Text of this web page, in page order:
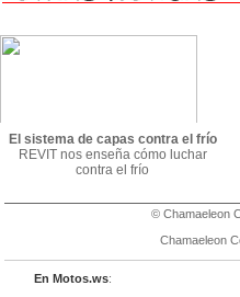
El sistema de capas contra el frío
REVIT nos enseña cómo luchar
contra el frío
©Chamaeleon
Chamaeleon
En Motos.ws: